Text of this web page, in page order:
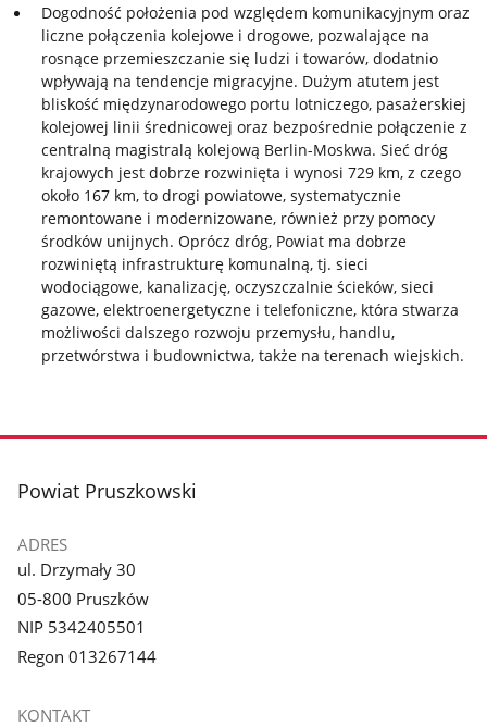
Dogodność położenia pod względem komunikacyjnym oraz
liczne połączenia kolejowe i drogowe, pozwalające na
rosnące przemieszczanie się ludzi i towarów, dodatnio
wpływają na tendencje migracyjne. Dużym atutem jest
bliskość międzynarodowego portu lotniczego, pasażerskiej
kolejowej linii średnicowej oraz bezpośrednie połączenie z
centralną magistralą kolejową Berlin-Moskwa. Sieć dróg
krajowych jest dobrze rozwinięta i wynosi 729 km, z czego
około 167 km, to drogi powiatowe, systematycznie
remontowane i modernizowane, również przy pomocy
środków unijnych. Oprócz dróg, Powiat ma dobrze
rozwiniętą infrastrukturę komunalną, tj. sieci
wodociągowe, kanalizację, oczyszczalnie ścieków, sieci
gazowe, elektroenergetyczne i telefoniczne, która stwarza
możliwości dalszego rozwoju przemysłu, handlu,
przetwórstwa i budownictwa, także na terenach wiejskich.
stopka
Powiat Pruszkowski
ADRES
ul. Drzymały 30
05-800 Pruszków
NIP 5342405501
Regon 013267144
KONTAKT